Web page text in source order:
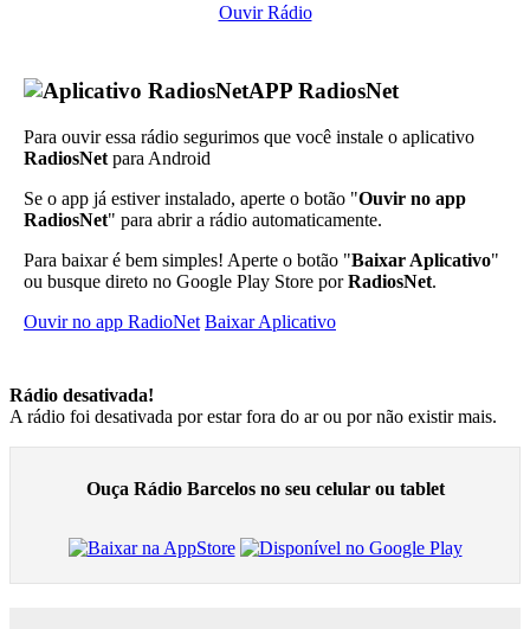
Ouvir Rádio
APP RadiosNet
Para ouvir essa rádio segurimos que você instale o aplicativo
RadiosNet para Android
Se o app já estiver instalado, aperte o botão "Ouvir no app
RadiosNet" para abrir a rádio automaticamente.
Para baixar é bem simples! Aperte o botão "Baixar Aplicativo"
ou busque direto no Google Play Store porRadiosNet.
Ouvir no app RadioNet Baixar Aplicativo
Rádio desativada!
A rádio foi desativada por estar fora do ar ou por não existir mais.
Ouça Rádio Barcelos no seu celular ou tablet